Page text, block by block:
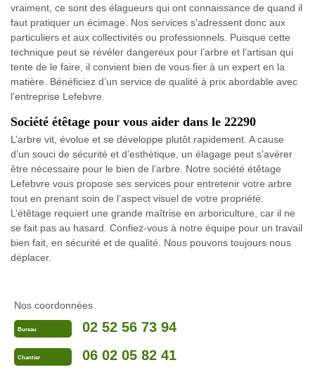
vraiment, ce sont des élagueurs qui ont connaissance de quand il
faut pratiquer un écimage. Nos services s’adressent donc aux
particuliers et aux collectivités ou professionnels. Puisque cette
technique peut se révéler dangereux pour l’arbre et l’artisan qui
tente de le faire, il convient bien de vous fier à un expert en la
matière. Bénéficiez d’un service de qualité à prix abordable avec
l’entreprise Lefebvre.
Société étêtage pour vous aider dans le 22290
L’arbre vit, évolue et se développe plutôt rapidement. A cause
d’un souci de sécurité et d’esthétique, un élagage peut s’avérer
être nécessaire pour le bien de l’arbre. Notre société étêtage
Lefebvre vous propose ses services pour entretenir votre arbre
tout en prenant soin de l’aspect visuel de votre propriété.
L’étêtage requiert une grande maîtrise en arboriculture, car il ne
se fait pas au hasard. Confiez-vous à notre équipe pour un travail
bien fait, en sécurité et de qualité. Nous pouvons toujours nous
déplacer.
Nos coordonnées
Bureau 02 52 56 73 94
Chantier 06 02 05 82 41